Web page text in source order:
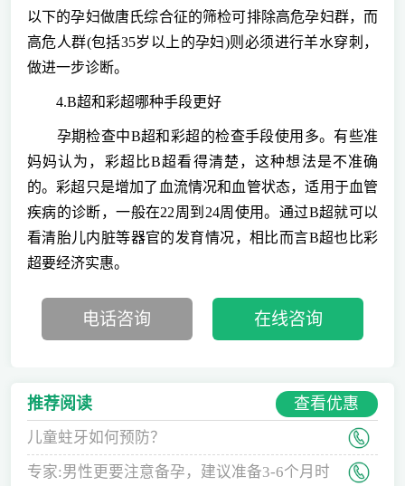
以下的孕妇做唐氏综合征的筛检可排除高危孕妇群，而
高危人群(包括35岁以上的孕妇)则必须进行羊水穿刺，
做进一步诊断。
4.B超和彩超哪种手段更好
孕期检查中B超和彩超的检查手段使用多。有些准
妈妈认为，彩超比B超看得清楚，这种想法是不准确
的。彩超只是增加了血流情况和血管状态，适用于血管
疾病的诊断，一般在22周到24周使用。通过B超就可以
看清胎儿内脏等器官的发育情况，相比而言B超也比彩
超要经济实惠。
电话咨询 在线咨询
推荐阅读 查看优惠
儿童蛀牙如何预防？
专家:男性更要注意备孕，建议准备3-6个月时